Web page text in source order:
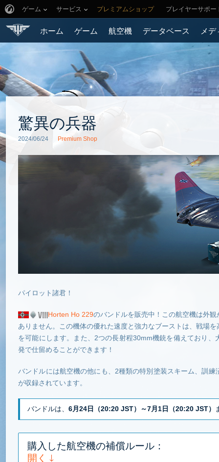
ゲーム サービス プレミアムショップ プレイヤーサポー
ホーム ゲーム 航空機 データベース メ
驚異の兵器
2024/06/24 Premium Shop
パイロット諸君！
Horten Ho 229のバンドルを販売中！この航空機は外
ありません。この機体の優れた速度と強力なブーストは、戦場
を可能にします。また、2つの長射程30mm機銃を備えており
発で仕留めることができます！
バンドルには航空機の他にも、2種類の特別塗装スキーム、訓
が収録されています。
バンドルは、 6月24日（20:20 JST）～7月1日（20:20 JST）
購入した航空機の補償ルール：
開く